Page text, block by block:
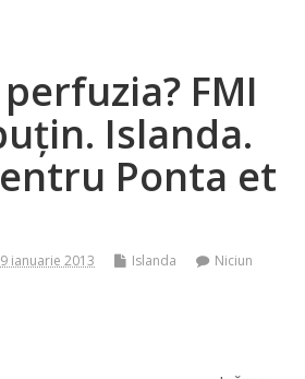
FMI
Islanda.
Ponta et
9 ianuarie 2013 Islanda
Niciun